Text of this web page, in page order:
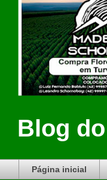
Blog
Página inicial